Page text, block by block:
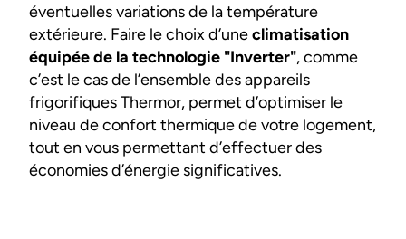
éventuelles variations de la température
extérieure. Faire le choix d’uneclimatisation
équipée de la technologie "Inverter", comme
c’est le cas de l’ensemble des appareils
frigorifiques Thermor, permet d’optimiser le
niveau de confort thermique de votre logement,
tout en vous permettant d’effectuer des
économies d’énergie significatives.